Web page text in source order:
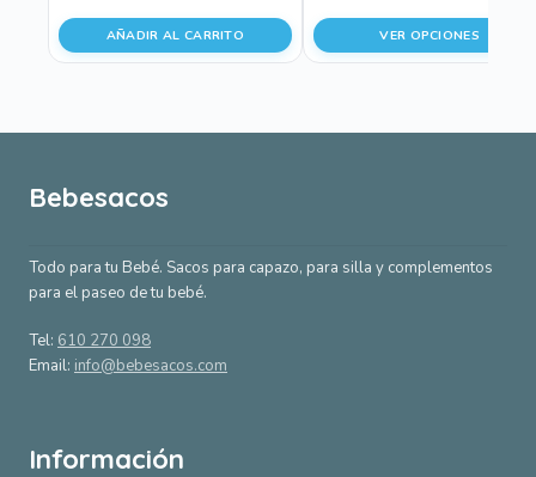
AÑADIR AL CARRITO VER OPCIONES
página
de
Bebesacos
Todo para tu Bebé. Sacos para capazo, para silla y complementos
para el paseo de tu bebé.
Tel: 610 270 098
Email: info@bebesacos.com
Información